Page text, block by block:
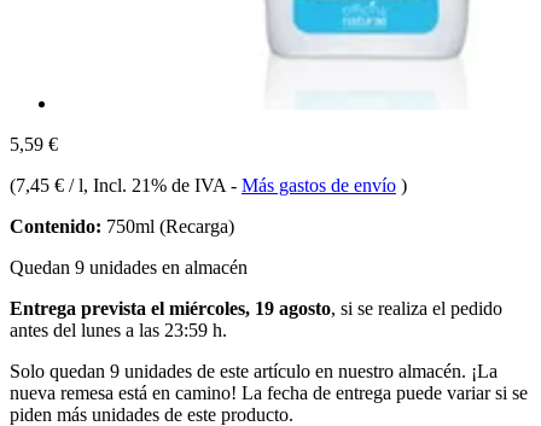
5,59 €
(7,45 € / l, Incl. 21% de IVA - Más gastos de envío )
Contenido: 750ml (Recarga)
Quedan 9 unidades en almacén
Entrega prevista el miércoles, 19 agosto, si se realiza el pedido
antes del lunes a las 23:59 h.
Solo quedan 9 unidades de este artículo en nuestro almacén. ¡La
nueva remesa está en camino! La fecha de entrega puede variar si se
piden más unidades de este producto.